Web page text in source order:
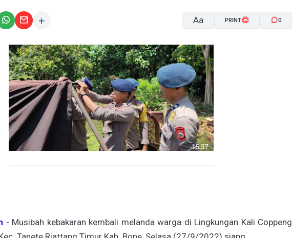
Aa PRINT 0
- Musibah kebakaran kembali melanda warga di Lingkungan Kali Coppeng